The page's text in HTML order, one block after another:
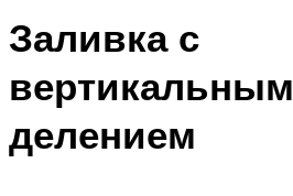
Заливка с
вертикальным
делением